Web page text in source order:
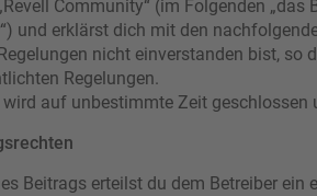
Community“ (im Folgenden
und erklärst dich mit den
nicht einverstanden bist,
Regelungen.
auf unbestimmte Zeit
Beitrags erteilst du dem Betreiber